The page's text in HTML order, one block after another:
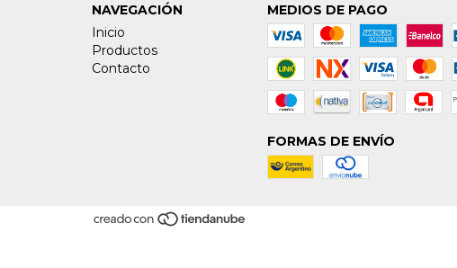
NAVEGACIÓN
Inicio
Productos
Contacto
MEDIOS DE PAGO
FORMAS DE ENVÍO